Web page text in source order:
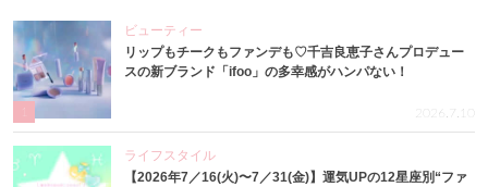
ビューティー
リップもチークもファンデも♡千吉良恵子さんプロデュー
スの新ブランド「ifoo」の多幸感がハンパない！
2026.7.10
ライフスタイル
【2026年7／16(火)〜7／31(金)】運気UPの12星座別“ファ